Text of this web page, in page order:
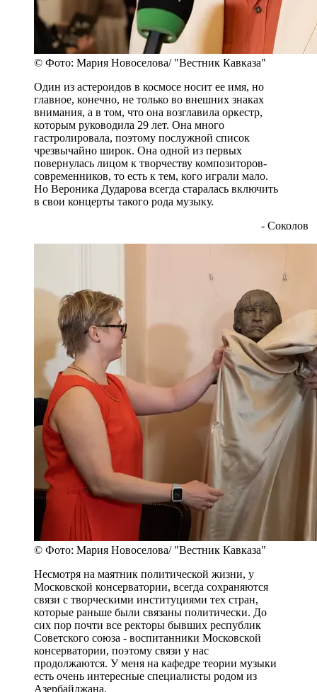
© Фото: Мария Новоселова/ "Вестник Кавказа"
Один из астероидов в космосе носит ее имя, но
главное, конечно, не только во внешних знаках
внимания, а в том, что она возглавила оркестр,
которым руководила 29 лет. Она много
гастролировала, поэтому послужной список
чрезвычайно широк. Она одной из первых
повернулась лицом к творчеству композиторов-
современников, то есть к тем, кого играли мало.
Но Вероника Дударова всегда старалась включить
в свои концерты такого рода музыку.
- Соколов
© Фото: Мария Новоселова/ "Вестник Кавказа"
Несмотря на маятник политической жизни, у
Московской консерватории, всегда сохраняются
связи с творческими институциями тех стран,
которые раньше были связаны политически. До
сих пор почти все ректоры бывших республик
Советского союза - воспитанники Московской
консерватории, поэтому связи у нас
продолжаются. У меня на кафедре теории музыки
есть очень интересные специалисты родом из
Азербайджана.